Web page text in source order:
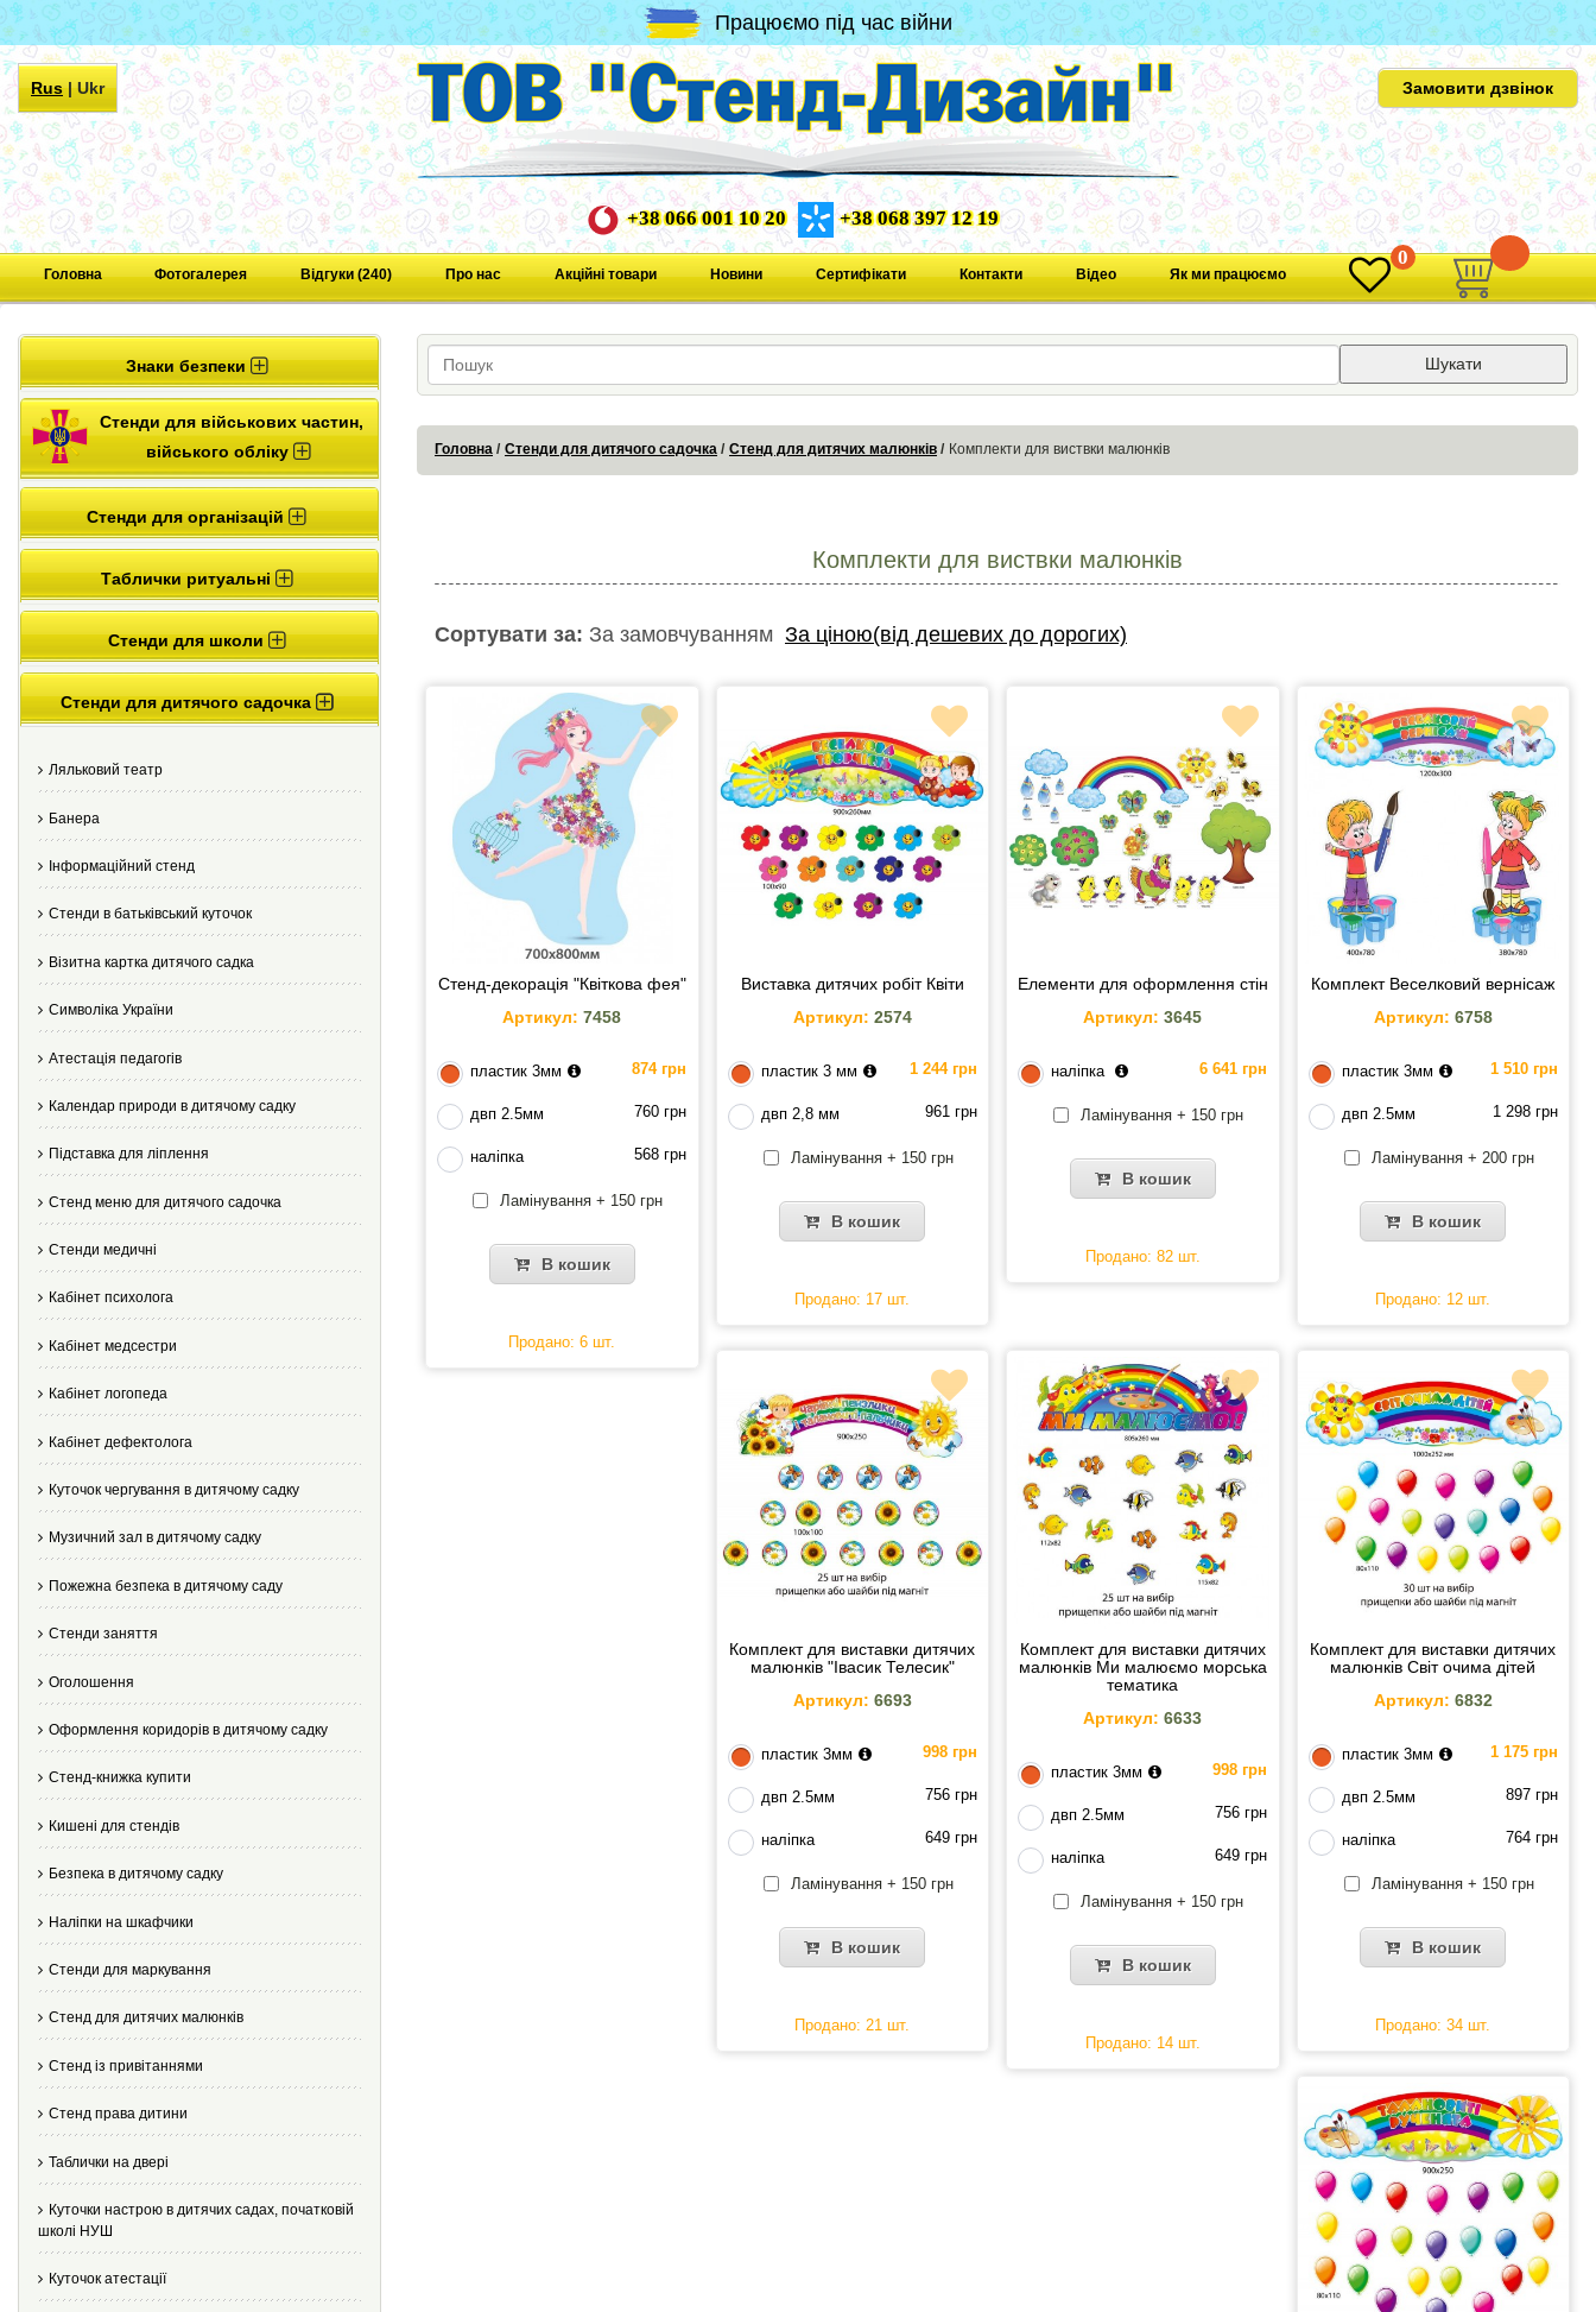
Працюємо під час війни
Rus|Ukr Замовити дзвінок
+38 066 001 10 20 +38 068 397 12 19
Головна Фотогалерея Відгуки (240) Про нас Акційні товари Новини Сертифікати Контакти Відео Як ми працюємо
0
Знаки безпеки
Стенди для військових частин,
війського обліку
Стенди для організацій
Таблички ритуальні
Стенди для школи
Стенди для дитячого садочка
Ляльковий театр
Банера
Інформаційний стенд
Стенди в батьківський куточок
Візитна картка дитячого садка
Cимволіка України
Атестація педагогів
Календар природи в дитячому садку
Підставка для ліплення
Стенд меню для дитячого садочка
Стенди медичні
Кабінет психолога
Кабінет медсестри
Кабінет логопеда
Кабінет дефектолога
Куточок чергування в дитячому садку
Музичний зал в дитячому садку
Пожежна безпека в дитячому саду
Стенди заняття
Оголошення
Оформлення коридорів в дитячому садку
Стенд-книжка купити
Кишені для стендів
Безпека в дитячому садку
Наліпки на шкафчики
Стенди для маркування
Стенд для дитячих малюнків
Стенд із привітаннями
Стенд права дитини
Таблички на двері
Куточки настрою в дитячих садах, початковій
школі НУШ
Куточок атестації
Шукати
Головна Стенди для дитячого садочка Стенд для дитячих малюнків Комплекти для виствки малюнків
Комплекти для виствки малюнків
Сортувати за: За замовчуванням За ціною(від дешевих до дорогих)
Стенд-декорація "Квіткова фея"
Артикул: 7458
пластик 3мм 874 грн
двп 2.5мм 760 грн
наліпка 568 грн
Ламінування + 150 грн
В кошик
Продано: 6 шт.
Виставка дитячих робіт Квіти
Артикул: 2574
пластик 3 мм 1 244 грн
двп 2,8 мм 961 грн
Ламінування + 150 грн
В кошик
Продано: 17 шт.
Елементи для оформлення стін
Артикул: 3645
наліпка 6 641 грн
Ламінування + 150 грн
В кошик
Продано: 82 шт.
Комплект Веселковий вернісаж
Артикул: 6758
пластик 3мм 1 510 грн
двп 2.5мм 1 298 грн
Ламінування + 200 грн
В кошик
Продано: 12 шт.
Комплект для виставки дитячих
малюнків "Івасик Телесик"
Артикул: 6693
пластик 3мм 998 грн
двп 2.5мм 756 грн
наліпка 649 грн
Ламінування + 150 грн
В кошик
Продано: 21 шт.
Комплект для виставки дитячих
малюнків Ми малюємо морська
тематика
Артикул: 6633
пластик 3мм 998 грн
двп 2.5мм 756 грн
наліпка 649 грн
Ламінування + 150 грн
В кошик
Продано: 14 шт.
Комплект для виставки дитячих
малюнків Світ очима дітей
Артикул: 6832
пластик 3мм 1 175 грн
двп 2.5мм 897 грн
наліпка 764 грн
Ламінування + 150 грн
В кошик
Продано: 34 шт.